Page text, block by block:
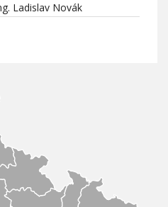
Ladislav Novák